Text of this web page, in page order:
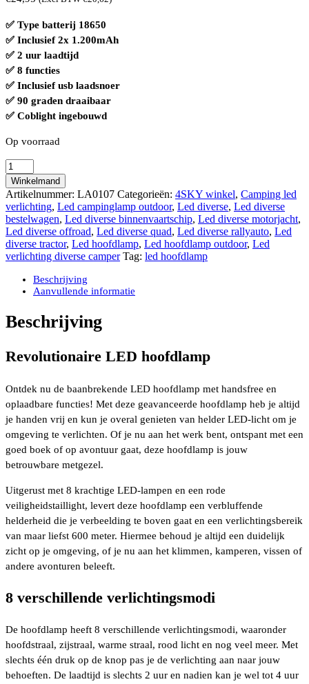
✅ Type batterij 18650
✅ Inclusief 2x 1.200mAh
✅ 2 uur laadtijd
✅ 8 functies
✅ Inclusief usb laadsnoer
✅ 90 graden draaibaar
✅ Coblight ingebouwd
Op voorraad
Revolutionaire
LED
hoofdlamp
inclusief
2x
18650
1.200mAh
batterijen
8
functies
aantal
Winkelmand
Artikelnummer: LA0107 Categorieën: 4SKY winkel, Camping led
verlichting, Led campinglamp outdoor, Led diverse, Led diverse
bestelwagen, Led diverse binnenvaartschip, Led diverse motorjacht,
Led diverse offroad, Led diverse quad, Led diverse rallyauto, Led
diverse tractor, Led hoofdlamp, Led hoofdlamp outdoor, Led
verlichting diverse camper Tag: led hoofdlamp
Beschrijving
Aanvullende informatie
Beschrijving
Revolutionaire LED hoofdlamp
Ontdek nu de baanbrekende LED hoofdlamp met handsfree en
oplaadbare functies! Met deze geavanceerde hoofdlamp heb je altijd
je handen vrij en kun je overal genieten van helder LED-licht om je
omgeving te verlichten. Of je nu aan het werk bent, ontspant met een
goed boek of op avontuur gaat, deze hoofdlamp is jouw
betrouwbare metgezel.
Uitgerust met 8 krachtige LED-lampen en een rode
veiligheidstaillight, levert deze hoofdlamp een verbluffende
helderheid die je verbeelding te boven gaat en een verlichtingsbereik
van maar liefst 600 meter. Hiermee behoud je altijd een duidelijk
zicht op je omgeving, of je nu aan het klimmen, kamperen, vissen of
andere avonturen beleeft.
8 verschillende verlichtingsmodi
De hoofdlamp heeft 8 verschillende verlichtingsmodi, waaronder
hoofdstraal, zijstraal, warme straal, rood licht en nog veel meer. Met
slechts één druk op de knop pas je de verlichting aan naar jouw
behoeften. De laadtijd is slechts 2 uur en nadien kan je wel tot 4 uur